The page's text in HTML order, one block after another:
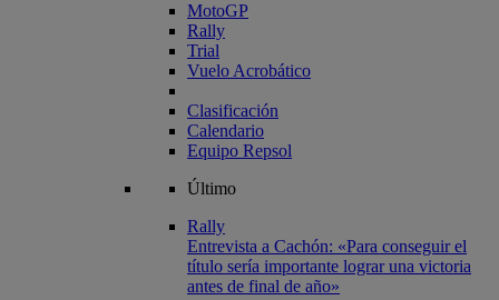
MotoGP
Rally
Trial
Vuelo Acrobático
Clasificación
Calendario
Equipo Repsol
Último
Rally
Entrevista a Cachón: «Para conseguir el
título sería importante lograr una victoria
antes de final de año»